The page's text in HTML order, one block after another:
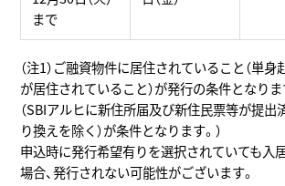
まで
（注1）ご融資物件に居住されていること（単
が居住されていること）が発行の条件となりま
（SBIアルヒに新住所届及び新住民票等が提出
り換えを除く）が条件となります。）
申込時に発行希望有りを選択されていても入
場合、発行されない可能性がございます。